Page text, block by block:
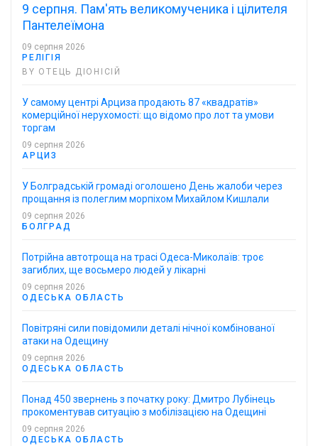
9 серпня. Пам'ять великомученика і цілителя
Пантелеїмона
09 серпня 2026
РЕЛІГІЯ
BY ОТЕЦЬ ДІОНІСІЙ
У самому центрі Арциза продають 87 «квадратів»
комерційної нерухомості: що відомо про лот та умови
торгам
09 серпня 2026
АРЦИЗ
У Болградській громаді оголошено День жалоби через
прощання із полеглим морпіхом Михайлом Кишлали
09 серпня 2026
БОЛГРАД
Потрійна автотроща на трасі Одеса-Миколаїв: троє
загиблих, ще восьмеро людей у лікарні
09 серпня 2026
ОДЕСЬКА ОБЛАСТЬ
Повітряні сили повідомили деталі нічної комбінованої
атаки на Одещину
09 серпня 2026
ОДЕСЬКА ОБЛАСТЬ
Понад 450 звернень з початку року: Дмитро Лубінець
прокоментував ситуацію з мобілізацією на Одещині
09 серпня 2026
ОДЕСЬКА ОБЛАСТЬ